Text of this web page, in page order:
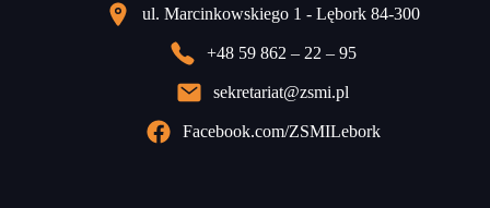
ul. Marcinkowskiego 1 - Lębork 84-300
+48 59 862 – 22 – 95
sekretariat@zsmi.pl
Facebook.com/ZSMILebork